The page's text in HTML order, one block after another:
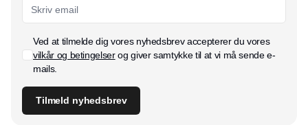
Ved at tilmelde dig vores nyhedsbrev accepterer du vores
vilkår og betingelserog giver samtykke til at vi må sende e-
mails.
Tilmeld nyhedsbrev